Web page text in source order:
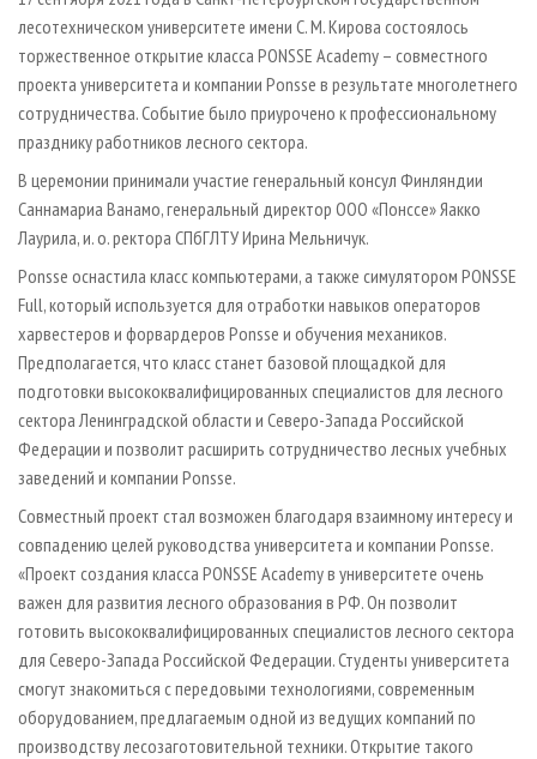
СУШКА ДРЕВЕСИНЫ
ПРОИЗВОДСТВО ДРЕВЕСНЫХ ПЛИТ
ДЕРЕВЯННОЕ ДОМОСТРОЕНИЕ
ПРОИЗВОДСТВО МЕБЕЛИ
БИОЭНЕРГЕТИКА
ЦБП
ИНСТРУМЕНТ И МАТЕРИАЛЫ
ПЕРСОНЫ
МОБИЛЬНЫЕ ВЫСТАВКИ
ОФИЦИАЛЬНЫЕ ДЕЛЕГАЦИИ
ПРИОРИТЕТНЫЕ ИНВЕСТПРОЕКТЫ
RUSSIAN FORESTRY REVIEW
ГАЗЕТА ЛЕСПРОМФОРУМ
БИБЛИОТЕКА СПЕЦИАЛИСТА
КОНТАКТЫ
РЕКЛАМА
РЕКЛАМА НА САЙТЕ
лесотехническом университете имени С. М. Кирова состоялось
торжественное открытие класса PONSSE Academy – совместного
проекта университета и компании Ponsse в результате многолетнего
сотрудничества. Событие было приурочено к профессиональному
празднику работников лесного сектора.
В церемонии принимали участие генеральный консул Финляндии
Саннамариа Ванамо, генеральный директор ООО «Понссе» Яакко
Лаурила, и. о. ректора СПбГЛТУ Ирина Мельничук.
Ponsse оснастила класс компьютерами, а также симулятором PONSSE
Full, который используется для отработки навыков операторов
харвестеров и форвардеров Ponsse и обучения механиков.
Предполагается, что класс станет базовой площадкой для
подготовки высококвалифицированных специалистов для лесного
сектора Ленинградской области и Северо-Запада Российской
Федерации и позволит расширить сотрудничество лесных учебных
заведений и компании Ponsse.
Совместный проект стал возможен благодаря взаимному интересу и
совпадению целей руководства университета и компании Ponsse.
«Проект создания класса PONSSE Academy в университете очень
важен для развития лесного образования в РФ. Он позволит
готовить высококвалифицированных специалистов лесного сектора
для Северо-Запада Российской Федерации. Студенты университета
смогут знакомиться с передовыми технологиями, современным
оборудованием, предлагаемым одной из ведущих компаний по
производству лесозаготовительной техники. Открытие такого